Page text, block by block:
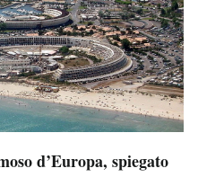
d’Europa, spiegato